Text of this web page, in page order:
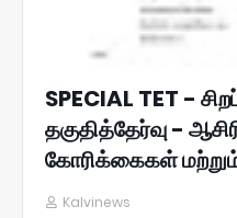
SPECIAL TET -
தகுதித்தேர்வு -
கோரிக்கைகள்
Kalvinews